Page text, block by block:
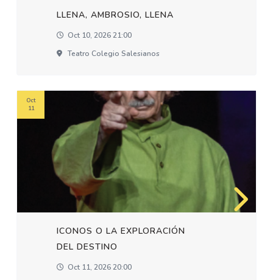
LLENA, AMBROSIO, LLENA
Oct 10, 2026 21:00
Teatro Colegio Salesianos
ICONOS O LA EXPLORACIÓN
DEL DESTINO
Oct 11, 2026 20:00
Oct
11